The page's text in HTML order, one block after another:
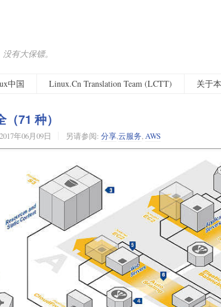
有大保镖。
中国 Linux.Cn Translation Team (LCTT) 关于
71 种）
2017年06月09日 另请参阅: 分享,云服务,AWS